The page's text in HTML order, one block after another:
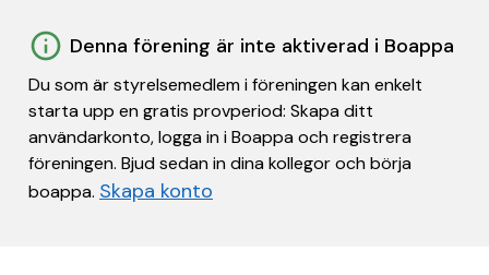
Denna förening är inte aktiverad i Boappa
Du som är styrelsemedlem i föreningen kan enkelt
starta upp en gratis provperiod: Skapa ditt
användarkonto, logga in i Boappa och registrera
föreningen. Bjud sedan in dina kollegor och börja
boappa. Skapa konto